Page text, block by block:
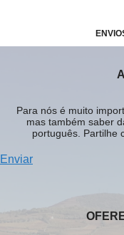
Para nós é muito
mas também saber
português. Partilhe
Enviar